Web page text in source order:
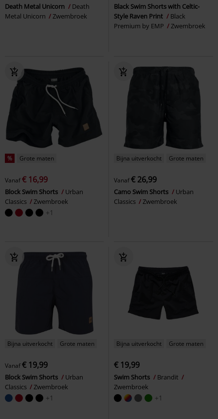
Death Metal Unicorn
Death
Metal Unicorn
Zwembroek
Black Swim Shorts with Celtic-
Style Raven Print
Black
Premium by EMP
Zwembroek
% Grote maten
Vanaf€ 16,99
Block Swim Shorts
Urban
Classics
Zwembroek
+1
Bijna uitverkocht Grote maten
Vanaf€ 26,99
Camo Swim Shorts
Urban
Classics
Zwembroek
Bijna uitverkocht Grote maten
Vanaf€ 19,99
Block Swim Shorts
Urban
Classics
Zwembroek
+1
Bijna uitverkocht Grote maten
€ 19,99
Swim Shorts
Brandit
Zwembroek
+1